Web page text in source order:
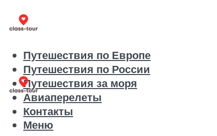
Путешествия по Европе
Путешествия по России
Путешествия за моря
Авиаперелеты
Контакты
Меню